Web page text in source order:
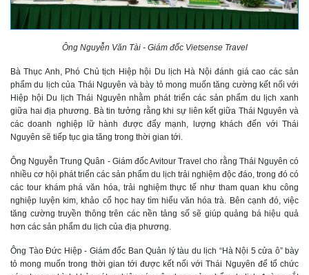
Ông Nguyễn Văn Tài - Giám đốc Vietsense Travel
Bà Thục Anh, Phó Chủ tịch Hiệp hội Du lịch Hà Nội đánh giá cao các sản
phẩm du lịch của Thái Nguyên và bày tỏ mong muốn tăng cường kết nối với
Hiệp hội Du lịch Thái Nguyên nhằm phát triển các sản phẩm du lịch xanh
giữa hai địa phương. Bà tin tưởng rằng khi sự liên kết giữa Thái Nguyên và
các doanh nghiệp lữ hành được đẩy mạnh, lượng khách đến với Thái
Nguyên sẽ tiếp tục gia tăng trong thời gian tới.
Ông Nguyễn Trung Quân - Giám đốc Avitour Travel cho rằng Thái Nguyên có
nhiều cơ hội phát triển các sản phẩm du lịch trải nghiệm độc đáo, trong đó có
các tour khám phá văn hóa, trải nghiệm thực tế như tham quan khu công
nghiệp luyện kim, khảo cổ học hay tìm hiểu văn hóa trà. Bên cạnh đó, việc
tăng cường truyền thông trên các nền tảng số sẽ giúp quảng bá hiệu quả
hơn các sản phẩm du lịch của địa phương.
Ông Tào Đức Hiệp- Giám đốc Ban Quản lý tàu du lịch “Hà Nội 5 cửa ô” bày
tỏ mong muốn trong thời gian tới được kết nối với Thái Nguyên để tổ chức